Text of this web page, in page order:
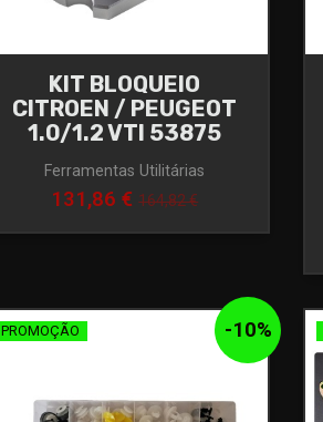
KIT BLOQUEIO
CITROEN / PEUGEOT
1.0/1.2 VTI 53875
Ferramentas Utilitárias
131,86 €164,82 €
-10%
PROMOÇÃO